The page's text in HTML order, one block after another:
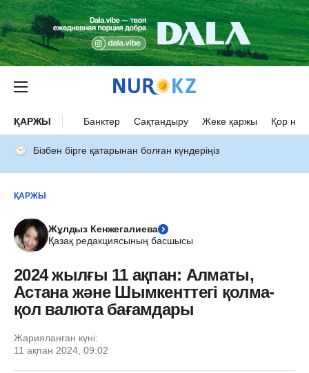
ҚАРЖЫ Банктер Сақтандыру Жеке қаржы Қор
Бізбен бірге қатарынан болған күндеріңіз
ҚАРЖЫ
Жұлдыз Кенжегалиева
Қазақ редакциясының басшысы
2024 жылғы 11 ақпан: Алматы,
Астана және Шымкенттегі қолма-
қол валюта бағамдары
Жарияланған күні:
11 ақпан 2024, 09:02